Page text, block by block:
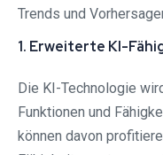
Trends und
1. Erweiterte KI-
Die KI-Technologie
Funktionen und
können davon